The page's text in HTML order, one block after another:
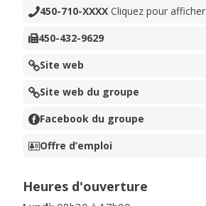
450-710-XXXX Cliquez pour afficher
450-432-9629
Site web
Site web du groupe
Facebook du groupe
Offre d’emploi
Heures d'ouverture